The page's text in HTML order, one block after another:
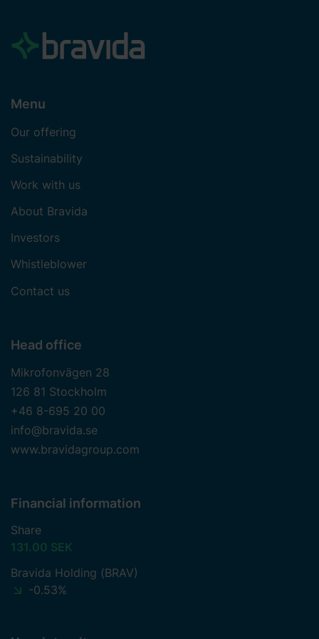
Menu
Our offering
Sustainability
Work with us
About Bravida
Investors
Whistleblower
Contact us
Head office
Mikrofonvägen 28
126 81 Stockholm
+46 8-695 20 00
info@bravida.se
www.bravidagroup.com
Financial information
Share
131.00 SEK
Bravida Holding (BRAV)
-0.53%